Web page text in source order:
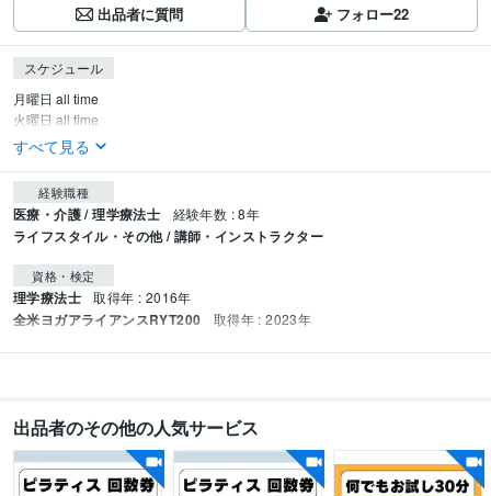
出品者に質問 フォロー22
スケジュール
月曜日 all time
火曜日 all time
すべて見る
経験職種
医療・介護 / 理学療法士 経験年数 : 8年
ライフスタイル・その他 / 講師・インストラクター
資格・検定
理学療法士 取得年 : 2016年
全米ヨガアライアンスRYT200 取得年 : 2023年
出品者のその他の人気サービス